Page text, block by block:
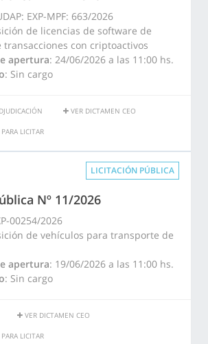
EXP-MPF: 663/2026
de licencias de software de
con criptoactivos
apertura: 24/06/2026 a las 11:00 hs.
: Sin cargo
VER DICTAMEN CEO
LICITAR
LICITACIÓN PÚBLICA
Nº 11/2026
00254/2026
de vehículos para transporte de
apertura: 19/06/2026 a las 11:00 hs.
: Sin cargo
VER DICTAMEN CEO
LICITAR